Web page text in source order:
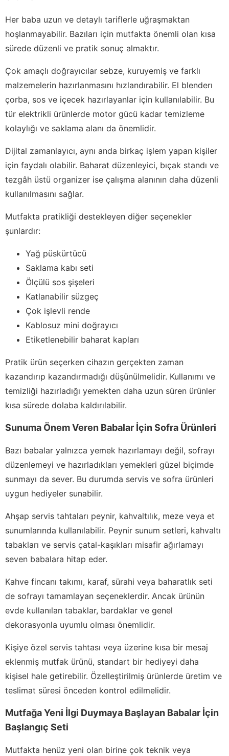
Her baba uzun ve detaylı tariflerle uğraşmaktan
hoşlanmayabilir. Bazıları için mutfakta önemli olan kısa
sürede düzenli ve pratik sonuç almaktır.
Çok amaçlı doğrayıcılar sebze, kuruyemiş ve farklı
malzemelerin hazırlanmasını hızlandırabilir. El blenderı
çorba, sos ve içecek hazırlayanlar için kullanılabilir. Bu
tür elektrikli ürünlerde motor gücü kadar temizleme
kolaylığı ve saklama alanı da önemlidir.
Dijital zamanlayıcı, aynı anda birkaç işlem yapan kişiler
için faydalı olabilir. Baharat düzenleyici, bıçak standı ve
tezgâh üstü organizer ise çalışma alanının daha düzenli
kullanılmasını sağlar.
Mutfakta pratikliği destekleyen diğer seçenekler
şunlardır:
Yağ püskürtücü
Saklama kabı seti
Ölçülü sos şişeleri
Katlanabilir süzgeç
Çok işlevli rende
Kablosuz mini doğrayıcı
Etiketlenebilir baharat kapları
Pratik ürün seçerken cihazın gerçekten zaman
kazandırıp kazandırmadığı düşünülmelidir. Kullanımı ve
temizliği hazırladığı yemekten daha uzun süren ürünler
kısa sürede dolaba kaldırılabilir.
Sunuma Önem Veren Babalar İçin Sofra Ürünleri
Bazı babalar yalnızca yemek hazırlamayı değil, sofrayı
düzenlemeyi ve hazırladıkları yemekleri güzel biçimde
sunmayı da sever. Bu durumda servis ve sofra ürünleri
uygun hediyeler sunabilir.
Ahşap servis tahtaları peynir, kahvaltılık, meze veya et
sunumlarında kullanılabilir. Peynir sunum setleri, kahvaltı
tabakları ve servis çatal-kaşıkları misafir ağırlamayı
seven babalara hitap eder.
Kahve fincanı takımı, karaf, sürahi veya baharatlık seti
de sofrayı tamamlayan seçeneklerdir. Ancak ürünün
evde kullanılan tabaklar, bardaklar ve genel
dekorasyonla uyumlu olması önemlidir.
Kişiye özel servis tahtası veya üzerine kısa bir mesaj
eklenmiş mutfak ürünü, standart bir hediyeyi daha
kişisel hale getirebilir. Özelleştirilmiş ürünlerde üretim ve
teslimat süresi önceden kontrol edilmelidir.
Mutfağa Yeni İlgi Duymaya Başlayan Babalar İçin
Başlangıç Seti
Mutfakta henüz yeni olan birine çok teknik veya